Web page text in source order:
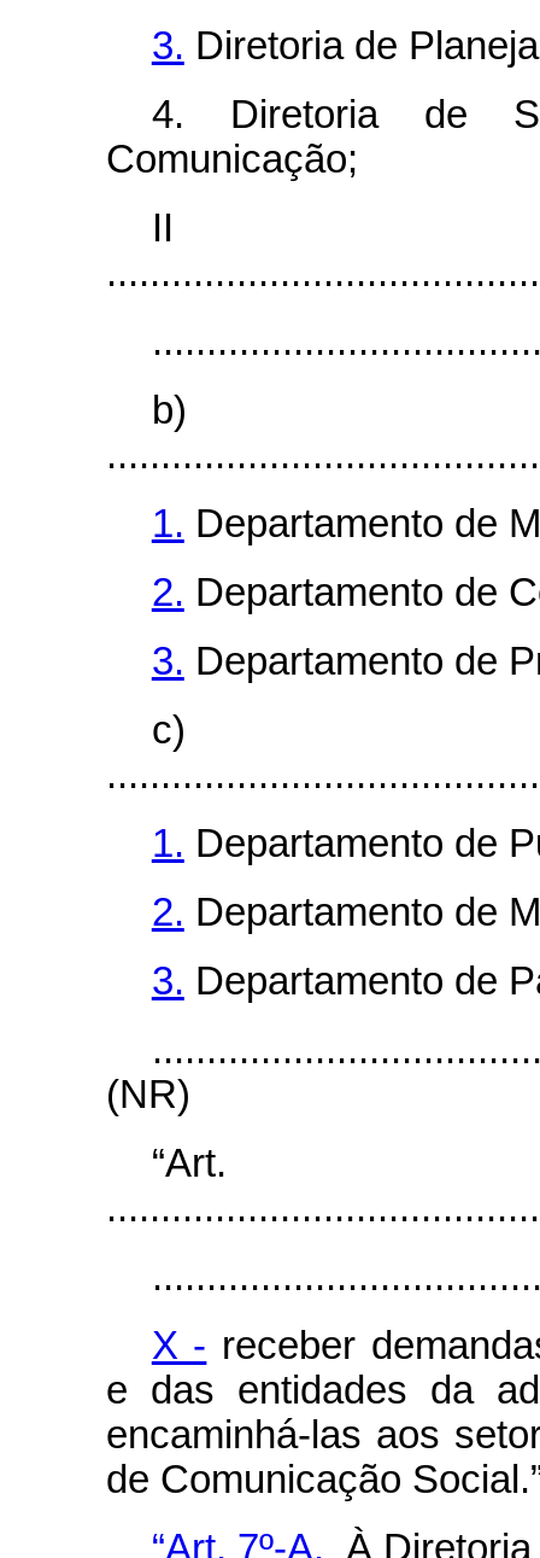
3. Diretoria de
4. Diretoria de
Comunicação;
b)
1. Departamento de
2. Departamento de
3. Departamento de
c)
1. Departamento de
2. Departamento de
3. Departamento de
(NR)
X - receber
e das entidades da
encaminhá-las aos
de Comunicação
“Art. 7º-A. À